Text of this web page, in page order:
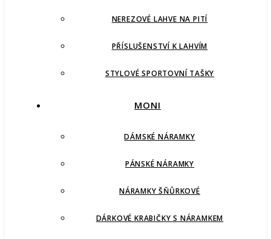
NEREZOVÉ LAHVE NA PITÍ
PŘÍSLUŠENSTVÍ K LAHVÍM
STYLOVÉ SPORTOVNÍ TAŠKY
MONI
DÁMSKÉ NÁRAMKY
PÁNSKÉ NÁRAMKY
NÁRAMKY ŠŇŮRKOVÉ
DÁRKOVÉ KRABIČKY S NÁRAMKEM